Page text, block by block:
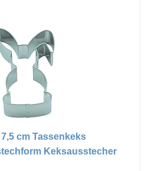
cm Tassenkeks
Keksausstecher